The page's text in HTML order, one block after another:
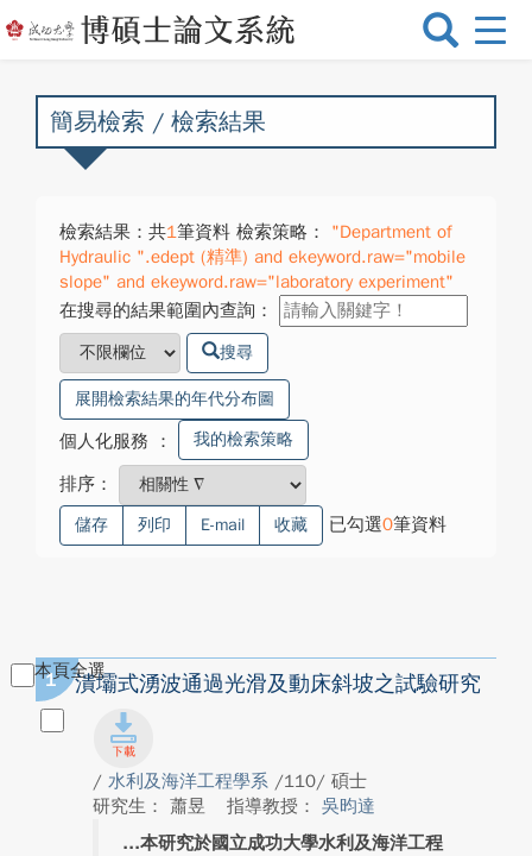
選
換
簡易檢索 / 檢索結果
檢索結果：共1筆資料 檢索策略：
"Department of
Hydraulic ".edept (精準) and ekeyword.raw="mobile
slope" and ekeyword.raw="laboratory experiment"
在搜尋的結果範圍內查詢：
搜尋
展開檢索結果的年代分布圖
個人化服務 ： 我的檢索策略
排序：
儲存 列印 E-mail 收藏 已勾選0筆資料
本頁全選
1 潰壩式湧波通過光滑及動床斜坡之試驗研究
/ 水利及海洋工程學系 /110/ 碩士
研究生： 蕭昱
指導教授： 吳昀達
本研究於國立成功大學水利及海洋工程